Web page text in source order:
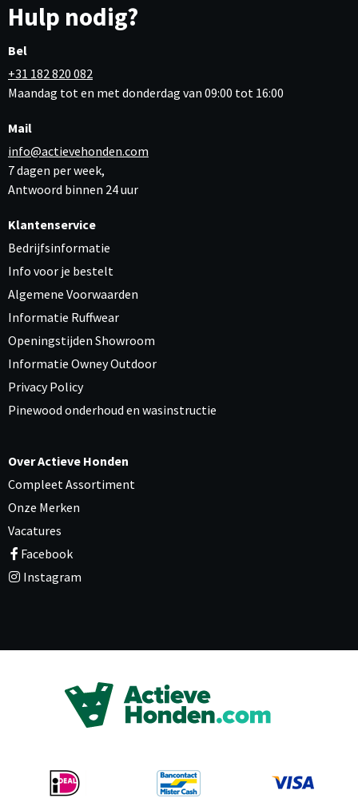
Hulp nodig?
Bel
+31 182 820 082
Maandag tot en met donderdag van 09:00 tot 16:00
Mail
info@actievehonden.com
7 dagen per week,
Antwoord binnen 24 uur
Klantenservice
Bedrijfsinformatie
Info voor je bestelt
Algemene Voorwaarden
Informatie Ruffwear
Openingstijden Showroom
Informatie Owney Outdoor
Privacy Policy
Pinewood onderhoud en wasinstructie
Over Actieve Honden
Compleet Assortiment
Onze Merken
Vacatures
Facebook
Instagram